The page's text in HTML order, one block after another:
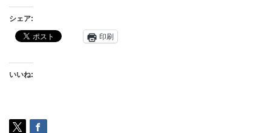
シェア:
印刷
いいね: